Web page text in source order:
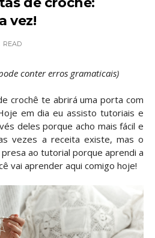
vez!
READ
conter erros gramaticais)
crochê te abrirá uma porta com
em dia eu assisto tutoriais e
deles porque acho mais fácil e
vezes a receita existe, mas o
ao tutorial porque aprendi a
vai aprender aqui comigo hoje!